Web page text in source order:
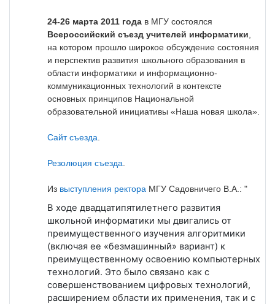
24-26 марта 2011 года в МГУ состоялся
Всероссийский съезд учителей информатики
на котором прошло широкое обсуждение состояния
и перспектив развития школьного образования в
области информатики и информационно-
коммуникационных технологий в контексте
основных принципов Национальной
образовательной инициативы «Наша новая школа».
Сайт съезда
Резолюция съезда
Из выступления ректора МГУ Садовничего В.А.: "
В ходе двадцатипятилетнего развития
школьной информатики мы двигались от
преимущественного изучения алгоритмики
(включая ее «безмашинный» вариант) к
преимущественному освоению компьютерных
технологий. Это было связано как с
совершенствованием цифровых технологий,
расширением области их применения, так и с